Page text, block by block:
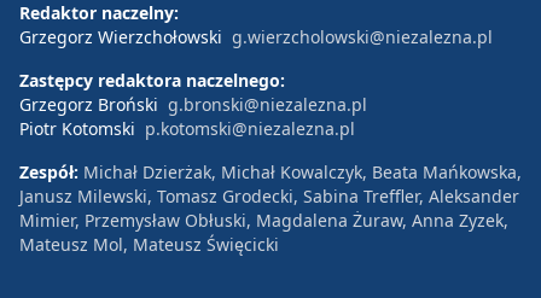
Redaktor naczelny:
Grzegorz Wierzchołowski g.wierzcholowski@niezalezna.pl
Zastępcy redaktora naczelnego:
Grzegorz Broński g.bronski@niezalezna.pl
Piotr Kotomski p.kotomski@niezalezna.pl
Zespół: Michał Dzierżak, Michał Kowalczyk, Beata Mańkowska,
Janusz Milewski, Tomasz Grodecki, Sabina Treffler, Aleksander
Mimier, Przemysław Obłuski, Magdalena Żuraw, Anna Zyzek,
Mateusz Mol, Mateusz Święcicki